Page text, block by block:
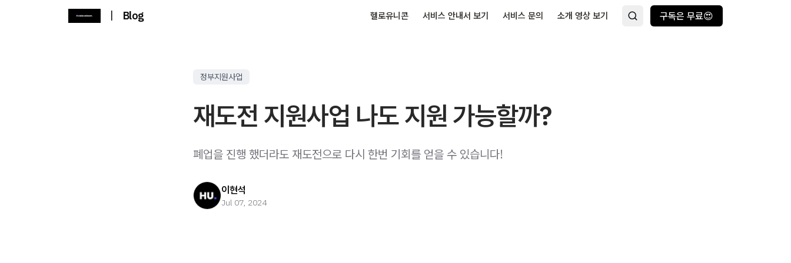
| Blog 헬로유니콘 서비스 안내서 보기 서비스 문의 소개 영상 보기 구독은 무료😍
정부지원사업
재도전 지원사업 나도 지원 가능할까?
폐업을 진행 했더라도 재도전으로 다시 한번 기회를 얻을 수 있습니다!
이현석
Jul 07, 2024